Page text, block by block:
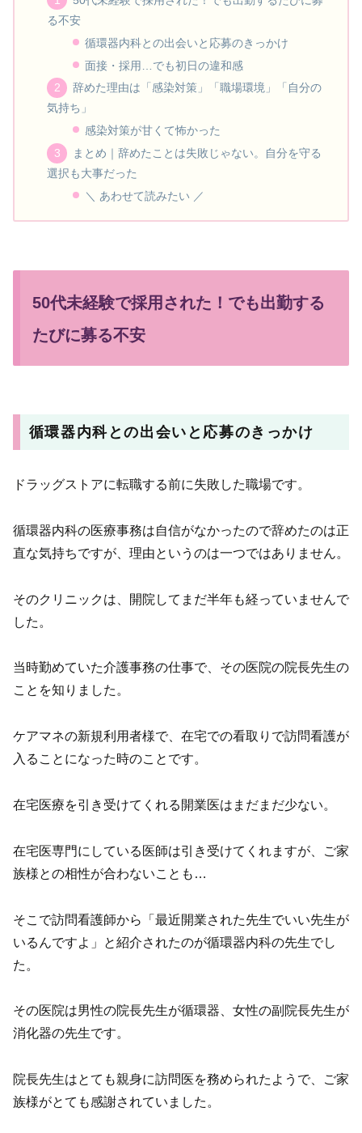
る不安
循環器内科との出会いと応募のきっかけ
面接・採用…でも初日の違和感
辞めた理由は「感染対策」「職場環境」「自分の
気持ち」
感染対策が甘くて怖かった
まとめ｜辞めたことは失敗じゃない。自分を守る
選択も大事だった
＼ あわせて読みたい ／
50代未経験で採用された！でも出勤する
たびに募る不安
循環器内科との出会いと応募のきっかけ
ドラッグストアに転職する前に失敗した職場です。
循環器内科の医療事務は自信がなかったので辞めたのは正
直な気持ちですが、理由というのは一つではありません。
そのクリニックは、開院してまだ半年も経っていませんで
した。
当時勤めていた介護事務の仕事で、その医院の院長先生の
ことを知りました。
ケアマネの新規利用者様で、在宅での看取りで訪問看護が
入ることになった時のことです。
在宅医療を引き受けてくれる開業医はまだまだ少ない。
在宅医専門にしている医師は引き受けてくれますが、ご家
族様との相性が合わないことも…
そこで訪問看護師から「最近開業された先生でいい先生が
いるんですよ」と紹介されたのが循環器内科の先生でし
た。
その医院は男性の院長先生が循環器、女性の副院長先生が
消化器の先生です。
院長先生はとても親身に訪問医を務められたようで、ご家
族様がとても感謝されていました。